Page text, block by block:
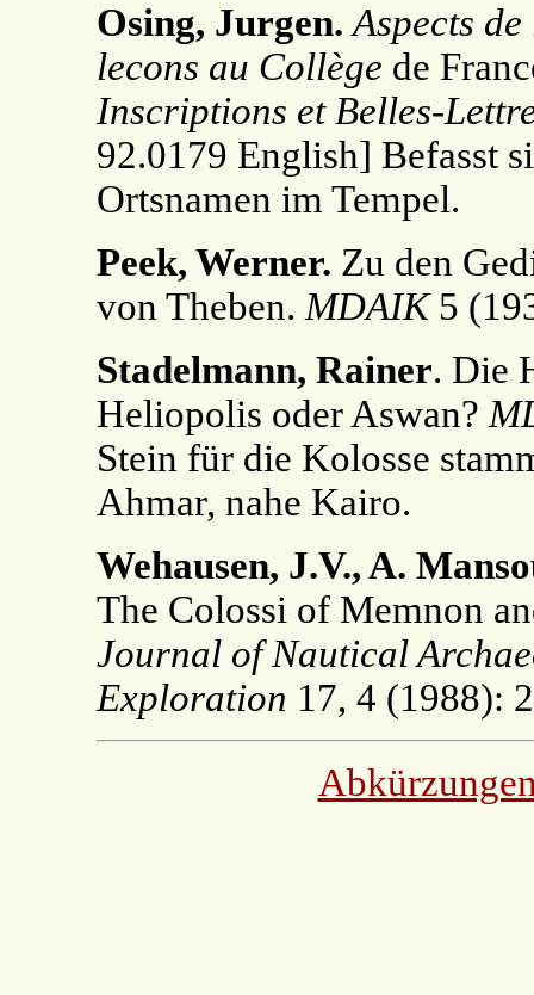
Osing, Jurgen. Aspects
lecons au Collège de
Inscriptions et Belles-
92.0179 English] Befasst
Ortsnamen im Tempel.
Peek, Werner. Zu den
von Theben. MDAIK5
Stadelmann, Rainer. Die
Heliopolis oder Aswan?
Stein für die Kolosse
Ahmar, nahe Kairo.
Wehausen, J.V., A.
The Colossi of Memnon
Journal of Nautical
Exploration 17, 4 (1988):